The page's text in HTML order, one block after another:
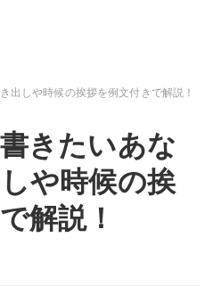
出しや時候の挨拶を例文付きで解説！
きたいあな
や時候の挨
解説！